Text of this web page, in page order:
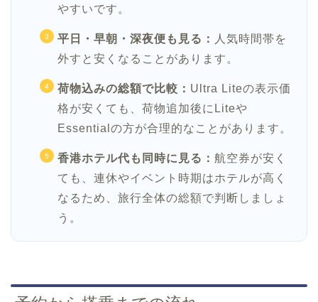
やすいです。
平日・早朝・深夜便も見る：
人気時間帯を
外すと安くなることがあります。
荷物込みの総額で比較： Ultra Liteの表示価
格が安くても、荷物追加後にLiteや
Essentialの方が合理的なことがあります。
香港ホテル代も同時に見る：航空券が安く
ても、連休やイベント時期はホテルが高く
なるため、旅行全体の総額で判断しましょ
う。